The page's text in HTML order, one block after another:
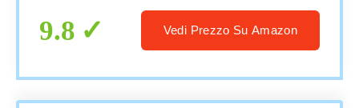
9.8 Vedi Prezzo Su Amazon